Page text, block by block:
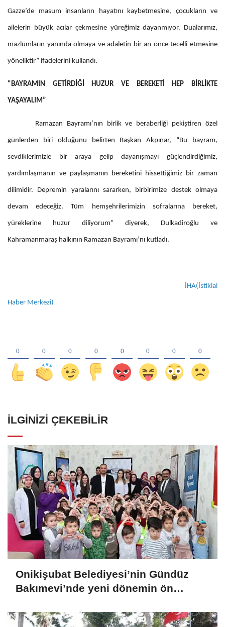
Gazze’de masum insanların hayatını kaybetmesine, çocukların ve
ailelerin büyük acılar çekmesine yüreğimiz dayanmıyor. Dualarımız,
mazlumların yanında olmaya ve adaletin bir an önce tecelli etmesine
yöneliktir” ifadelerini kullandı.
“BAYRAMIN GETİRDİĞİ HUZUR VE BEREKETİ HEP BİRLİKTE
YAŞAYALIM”
Ramazan Bayramı’nın birlik ve beraberliği pekiştiren özel
günlerden biri olduğunu belirten Başkan Akpınar, “Bu bayram,
sevdiklerimizle bir araya gelip dayanışmayı güçlendirdiğimiz,
yardımlaşmanın ve paylaşmanın bereketini hissettiğimiz bir zaman
dilimidir. Depremin yaralarını sararken, birbirimize destek olmaya
devam edeceğiz. Tüm hemşehrilerimizin sofralarına bereket,
yüreklerine huzur diliyorum” diyerek, Dulkadiroğlu ve
Kahramanmaraş halkının Ramazan Bayramı’nı kutladı.
İHA(İstiklal
Haber Merkezi)
İLGINIZI ÇEKEBILIR
Onikişubat Belediyesi’nin Gündüz
Bakımevi’nde yeni dönemin ön